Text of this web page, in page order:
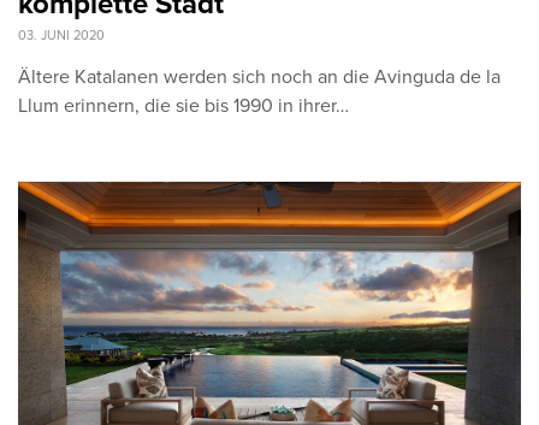
03. JUNI 2020
Ältere Katalanen werden sich noch an die Avinguda de la
Llum erinnern, die sie bis 1990 in ihrer…